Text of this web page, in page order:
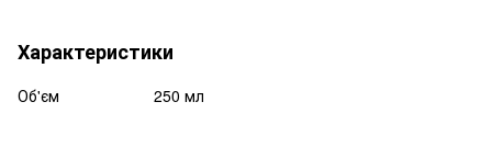
Характеристики
Об'єм 250 мл